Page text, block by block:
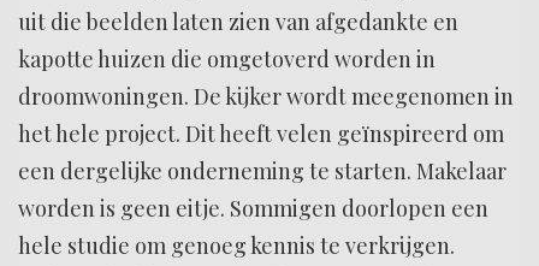
uit die beelden laten zien van afgedankte en
kapotte huizen die omgetoverd worden in
droomwoningen. De kijker wordt meegenomen in
het hele project. Dit heeft velen geïnspireerd om
een dergelijke onderneming te starten. Makelaar
worden is geen eitje. Sommigen doorlopen een
hele studie om genoeg kennis te verkrijgen.